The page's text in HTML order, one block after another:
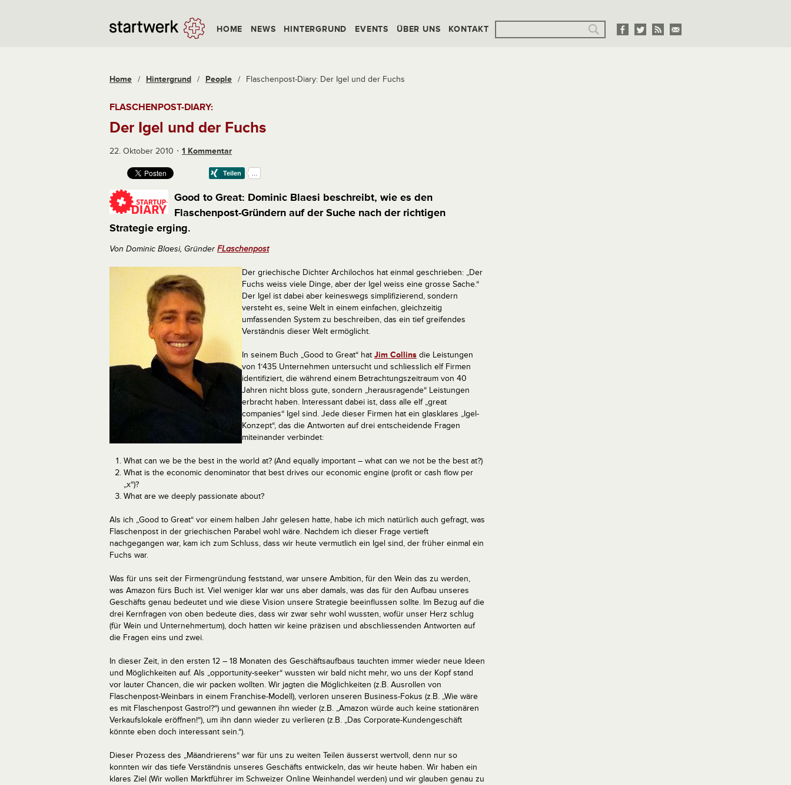
HOME NEWS HINTERGRUND EVENTS ÜBER UNS KONTAKT
Home / Hintergrund / People / Flaschenpost-Diary: Der Igel und der Fuchs
FLASCHENPOST-DIARY:
Der Igel und der Fuchs
22. Oktober 2010 1 Kommentar
Good to Great: Dominic Blaesi beschreibt, wie es den
Flaschenpost-Gründern auf der Suche nach der richtigen
Strategie erging.
Von Dominic Blaesi, Gründer FLaschenpost
Der griechische Dichter Archilochos hat einmal geschrieben: „Der
Fuchs weiss viele Dinge, aber der Igel weiss eine grosse Sache.“
Der Igel ist dabei aber keineswegs simplifizierend, sondern
versteht es, seine Welt in einem einfachen, gleichzeitig
umfassenden System zu beschreiben, das ein tief greifendes
Verständnis dieser Welt ermöglicht.
In seinem Buch „Good to Great“ hat Jim Collins die Leistungen
von 1’435 Unternehmen untersucht und schliesslich elf Firmen
identifiziert, die während einem Betrachtungszeitraum von 40
Jahren nicht bloss gute, sondern „herausragende“ Leistungen
erbracht haben. Interessant dabei ist, dass alle elf „great
companies“ Igel sind. Jede dieser Firmen hat ein glasklares „Igel-
Konzept“, das die Antworten auf drei entscheidende Fragen
miteinander verbindet:
What can we be the best in the world at? (And equally important – what can we not be the best at?)
What is the economic denominator that best drives our economic engine (profit or cash flow per
„x“)?
What are we deeply passionate about?
Als ich „Good to Great“ vor einem halben Jahr gelesen hatte, habe ich mich natürlich auch gefragt, was
Flaschenpost in der griechischen Parabel wohl wäre. Nachdem ich dieser Frage vertieft
nachgegangen war, kam ich zum Schluss, dass wir heute vermutlich ein Igel sind, der früher einmal ein
Fuchs war.
Was für uns seit der Firmengründung feststand, war unsere Ambition, für den Wein das zu werden,
was Amazon fürs Buch ist. Viel weniger klar war uns aber damals, was das für den Aufbau unseres
Geschäfts genau bedeutet und wie diese Vision unsere Strategie beeinflussen sollte. Im Bezug auf die
drei Kernfragen von oben bedeute dies, dass wir zwar sehr wohl wussten, wofür unser Herz schlug
(für Wein und Unternehmertum), doch hatten wir keine präzisen und abschliessenden Antworten auf
die Fragen eins und zwei.
In dieser Zeit, in den ersten 12 – 18 Monaten des Geschäftsaufbaus tauchten immer wieder neue Ideen
und Möglichkeiten auf. Als „opportunity-seeker“ wussten wir bald nicht mehr, wo uns der Kopf stand
vor lauter Chancen, die wir packen wollten. Wir jagten die Möglichkeiten (z.B. Ausrollen von
Flaschenpost-Weinbars in einem Franchise-Modell), verloren unseren Business-Fokus (z.B. „Wie wäre
es mit Flaschenpost Gastro!?“) und gewannen ihn wieder (z.B. „Amazon würde auch keine stationären
Verkaufslokale eröffnen!“), um ihn dann wieder zu verlieren (z.B. „Das Corporate-Kundengeschäft
könnte eben doch interessant sein.“).
Dieser Prozess des „Mäandrierens“ war für uns zu weiten Teilen äusserst wertvoll, denn nur so
konnten wir das tiefe Verständnis unseres Geschäfts entwickeln, das wir heute haben. Wir haben ein
klares Ziel (Wir wollen Marktführer im Schweizer Online Weinhandel werden) und wir glauben genau zu